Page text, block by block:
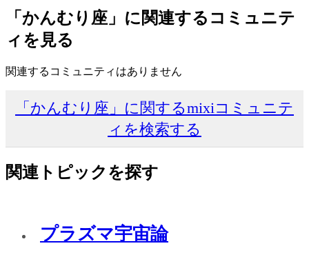
「かんむり座」に関連するコミュニテ
ィを見る
関連するコミュニティはありません
「かんむり座」に関するmixiコミュニテ
ィを検索する
関連トピックを探す
プラズマ宇宙論